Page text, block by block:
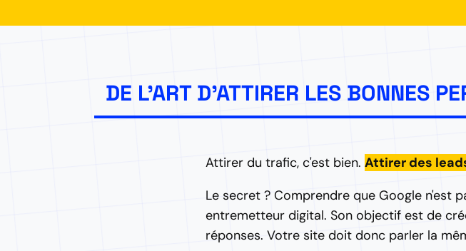
DE L'ART D'ATTIRER LES BONNES
Attirer du trafic, c'est bien. Attirer des
Le secret ? Comprendre que Google n'est
entremetteur digital. Son objectif est de
réponses. Votre site doit donc parler la